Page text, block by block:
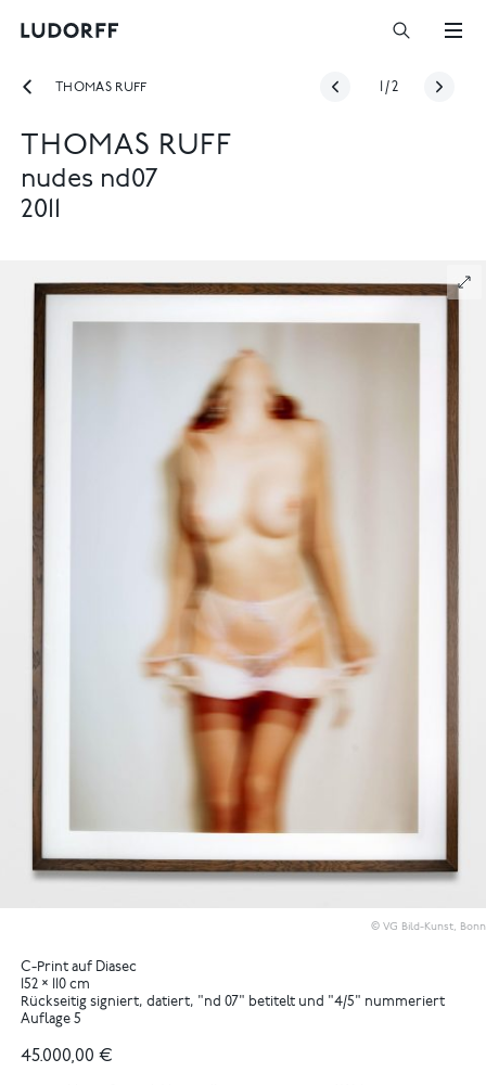
THOMAS RUFF /2
THOMAS RUFF
nudes nd07
2011
© VG Bild-Kunst, Bonn
C-Print auf Diasec
152 × 110 cm
Rückseitig signiert, datiert, "nd 07" betitelt und "4/5" nummeriert
Auflage 5
45.000,00 €